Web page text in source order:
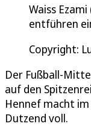
Waiss
entführen
Copyright:
Der Fußball-
auf den
Hennef macht
Dutzend voll.